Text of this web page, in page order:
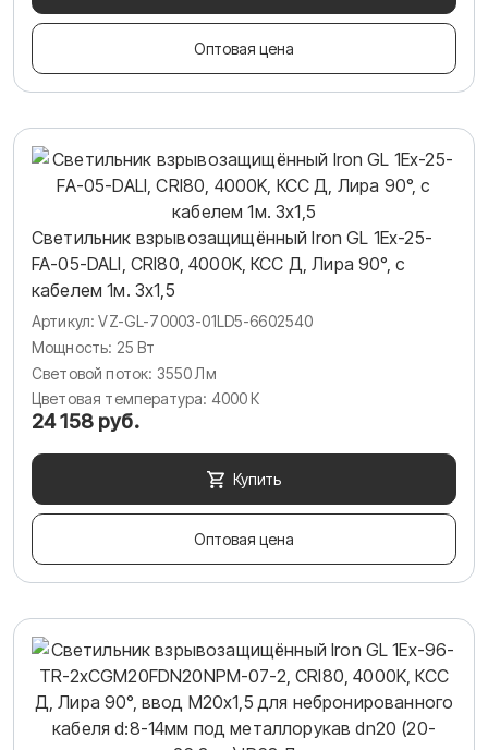
Оптовая цена
Светильник взрывозащищённый Iron GL 1Ex-25-
FA-05-DALI, CRI80, 4000K, КСС Д, Лира 90°, c
кабелем 1м. 3х1,5
Артикул: VZ-GL-70003-01LD5-6602540
Мощность: 25 Вт
Световой поток: 3550 Лм
Цветовая температура: 4000 К
24 158 руб.
Купить
Оптовая цена